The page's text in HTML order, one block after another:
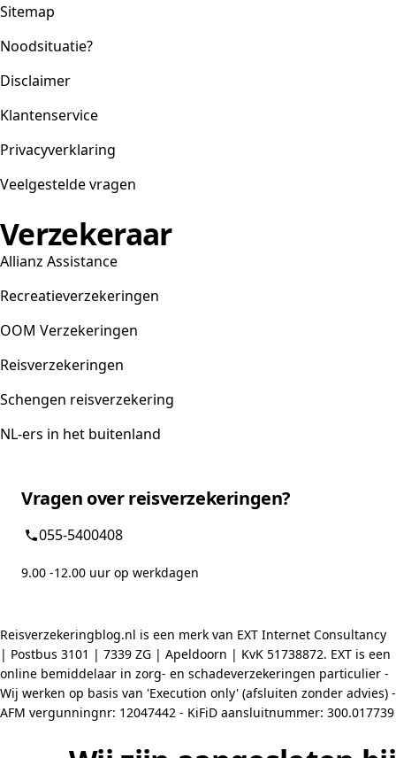
Sitemap
Noodsituatie?
Disclaimer
Klantenservice
Privacyverklaring
Veelgestelde vragen
Verzekeraar
Allianz Assistance
Recreatieverzekeringen
OOM Verzekeringen
Reisverzekeringen
Schengen reisverzekering
NL-ers in het buitenland
Vragen over reisverzekeringen?
055-5400408
9.00 -12.00 uur op werkdagen
Reisverzekeringblog.nl is een merk van EXT Internet Consultancy
| Postbus 3101 | 7339 ZG | Apeldoorn | KvK 51738872. EXT is een
online bemiddelaar in zorg- en schadeverzekeringen particulier -
Wij werken op basis van 'Execution only' (afsluiten zonder advies) -
AFM vergunningnr: 12047442 - KiFiD aansluitnummer: 300.017739